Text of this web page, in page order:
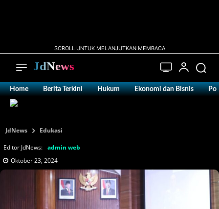
SCROLL UNTUK MELANJUTKAN MEMBACA
JdNews
Home Berita Terkini Hukum Ekonomi dan Bisnis
JdNews Edukasi
Editor JdNews: admin web
Oktober 23, 2024